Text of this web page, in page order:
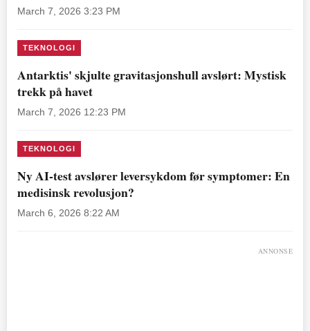
March 7, 2026 3:23 PM
TEKNOLOGI
Antarktis' skjulte gravitasjonshull avslørt: Mystisk
trekk på havet
March 7, 2026 12:23 PM
TEKNOLOGI
Ny AI-test avslører leversykdom før symptomer: En
medisinsk revolusjon?
March 6, 2026 8:22 AM
ANNONSE